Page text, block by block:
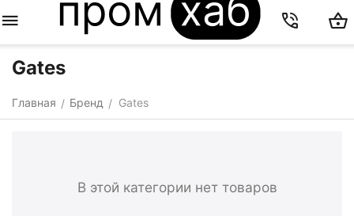
Gates
Главная / Бренд / Gates
В этой категории нет товаров